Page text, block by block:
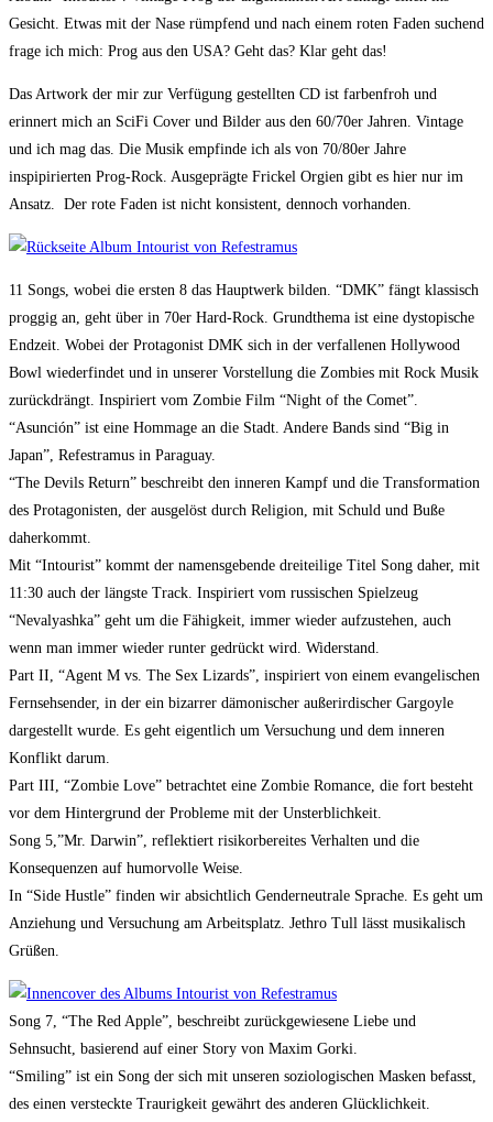
Gesicht. Etwas mit der Nase rümpfend und nach einem roten Faden suchend
frage ich mich: Prog aus den USA? Geht das? Klar geht das!
Das Artwork der mir zur Verfügung gestellten CD ist farbenfroh und
erinnert mich an SciFi Cover und Bilder aus den 60/70er Jahren. Vintage
und ich mag das. Die Musik empfinde ich als von 70/80er Jahre
inspipirierten Prog-Rock. Ausgeprägte Frickel Orgien gibt es hier nur im
Ansatz. Der rote Faden ist nicht konsistent, dennoch vorhanden.
11 Songs, wobei die ersten 8 das Hauptwerk bilden. “DMK” fängt klassisch
proggig an, geht über in 70er Hard-Rock. Grundthema ist eine dystopische
Endzeit. Wobei der Protagonist DMK sich in der verfallenen Hollywood
Bowl wiederfindet und in unserer Vorstellung die Zombies mit Rock Musik
zurückdrängt. Inspiriert vom Zombie Film “Night of the Comet”.
“Asunción” ist eine Hommage an die Stadt. Andere Bands sind “Big in
Japan”, Refestramus in Paraguay.
“The Devils Return” beschreibt den inneren Kampf und die Transformation
des Protagonisten, der ausgelöst durch Religion, mit Schuld und Buße
daherkommt.
Mit “Intourist” kommt der namensgebende dreiteilige Titel Song daher, mit
11:30 auch der längste Track. Inspiriert vom russischen Spielzeug
“Nevalyashka” geht um die Fähigkeit, immer wieder aufzustehen, auch
wenn man immer wieder runter gedrückt wird. Widerstand.
Part II, “Agent M vs. The Sex Lizards”, inspiriert von einem evangelischen
Fernsehsender, in der ein bizarrer dämonischer außerirdischer Gargoyle
dargestellt wurde. Es geht eigentlich um Versuchung und dem inneren
Konflikt darum.
Part III, “Zombie Love” betrachtet eine Zombie Romance, die fort besteht
vor dem Hintergrund der Probleme mit der Unsterblichkeit.
Song 5,”Mr. Darwin”, reflektiert risikorbereites Verhalten und die
Konsequenzen auf humorvolle Weise.
In “Side Hustle” finden wir absichtlich Genderneutrale Sprache. Es geht um
Anziehung und Versuchung am Arbeitsplatz. Jethro Tull lässt musikalisch
Grüßen.
Song 7, “The Red Apple”, beschreibt zurückgewiesene Liebe und
Sehnsucht, basierend auf einer Story von Maxim Gorki.
“Smiling” ist ein Song der sich mit unseren soziologischen Masken befasst,
des einen versteckte Traurigkeit gewährt des anderen Glücklichkeit.